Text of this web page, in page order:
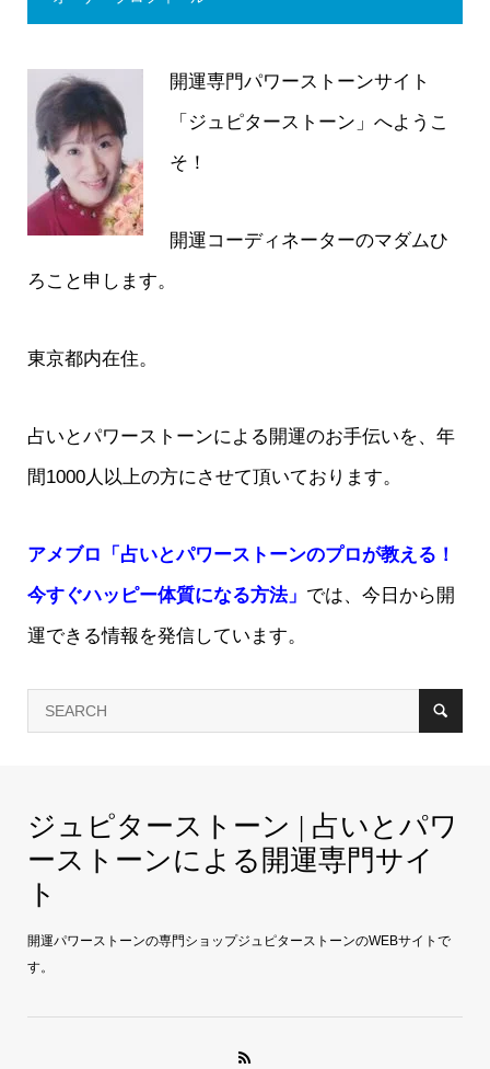
開運専門パワーストーンサイト
「ジュピターストーン」へようこ
そ！
開運コーディネーターのマダムひ
ろこと申します。
東京都内在住。
占いとパワーストーンによる開運のお手伝いを、年
間1000人以上の方にさせて頂いております。
アメブロ「占いとパワーストーンのプロが教える！
今すぐハッピー体質になる方法」 では、今日から開
運できる情報を発信しています。
ジュピターストーン | 占いとパワ
ーストーンによる開運専門サイ
ト
開運パワーストーンの専門ショップジュピターストーンのWEBサイトで
す。